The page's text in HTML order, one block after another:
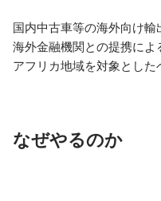
国内中古車等の海外向け輸
海外金融機関との提携に
アフリカ地域を対象とし
なぜやるのか